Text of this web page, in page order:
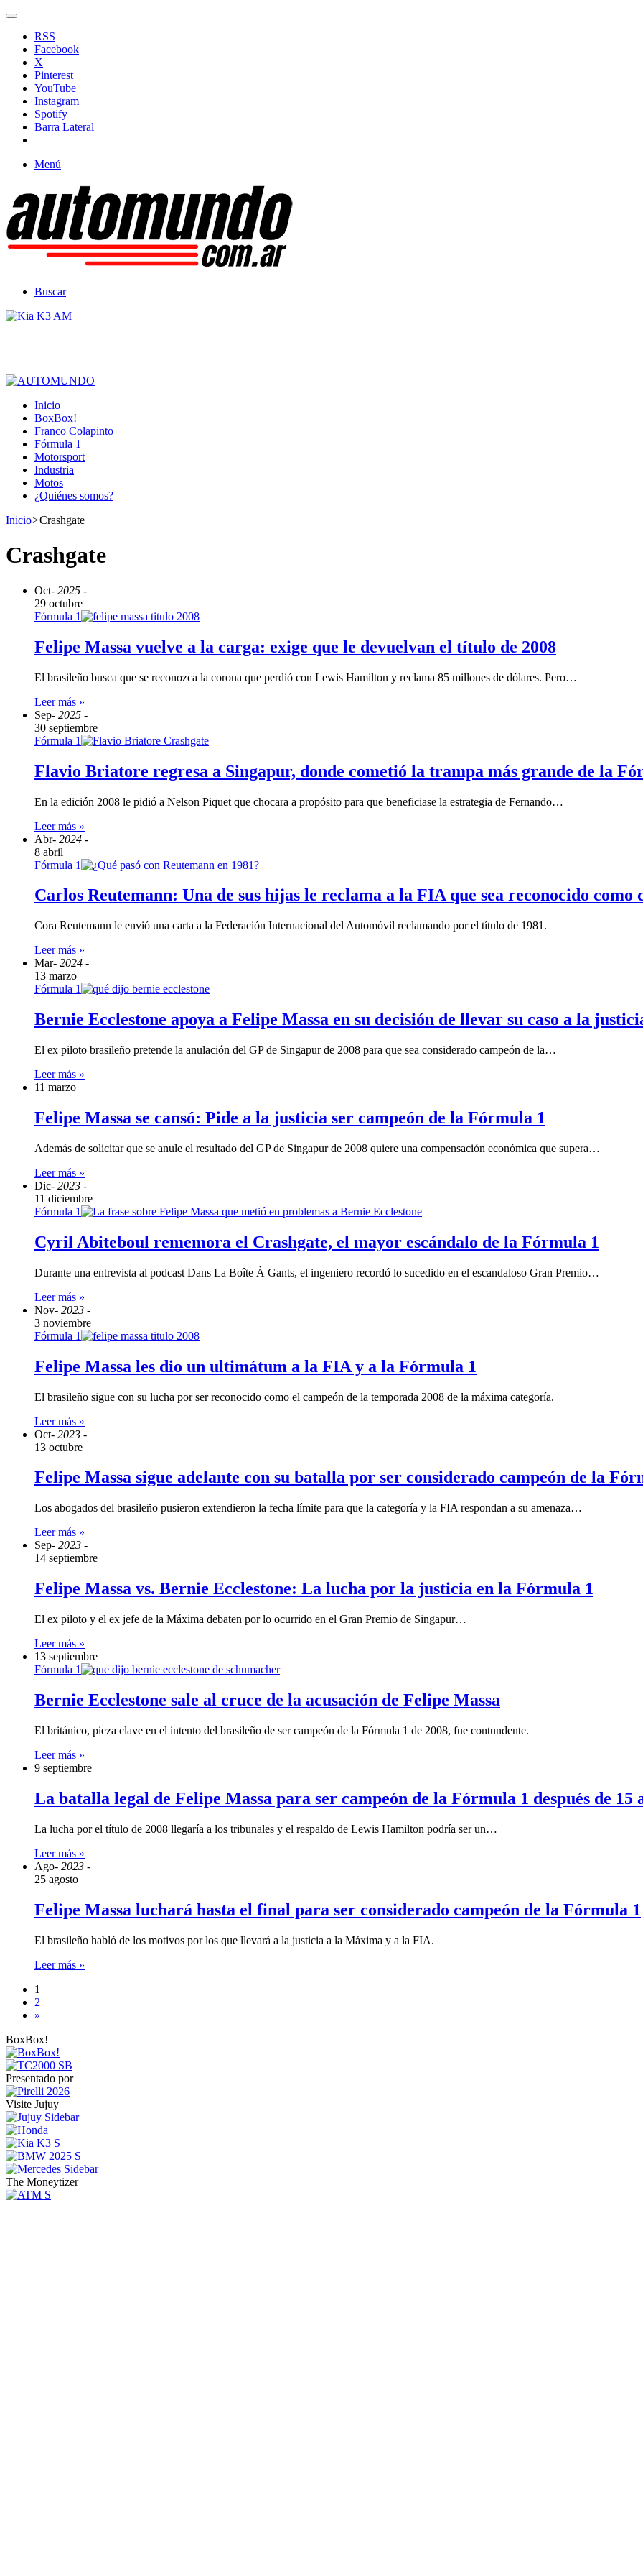
RSS
Facebook
X
Pinterest
YouTube
Instagram
Spotify
Barra Lateral
Menú
Buscar
Inicio
BoxBox!
Franco Colapinto
Fórmula 1
Motorsport
Industria
Motos
¿Quiénes somos?
Inicio>Crashgate
Crashgate
Oct- 2025 -
29 octubre
Fórmula 1
Felipe Massa vuelve a la carga: exige que le devuelvan el título de 2008
El brasileño busca que se reconozca la corona que perdió con Lewis Hamilton y reclama 85 millones de dólares. Pero…
Leer más »
Sep- 2025 -
30 septiembre
Fórmula 1
Flavio Briatore regresa a Singapur, donde cometió la trampa más grande de la
En la edición 2008 le pidió a Nelson Piquet que chocara a propósito para que beneficiase la estrategia de Fernando…
Leer más »
Abr- 2024 -
8 abril
Fórmula 1
Carlos Reutemann: Una de sus hijas le reclama a la FIA que sea reconocido como
Cora Reutemann le envió una carta a la Federación Internacional del Automóvil reclamando por el título de 1981.
Leer más »
Mar- 2024 -
13 marzo
Fórmula 1
Bernie Ecclestone apoya a Felipe Massa en su decisión de llevar su caso a la
El ex piloto brasileño pretende la anulación del GP de Singapur de 2008 para que sea considerado campeón de la…
Leer más »
11 marzo
Felipe Massa se cansó: Pide a la justicia ser campeón de la Fórmula 1
Además de solicitar que se anule el resultado del GP de Singapur de 2008 quiere una compensación económica que supera…
Leer más »
Dic- 2023 -
11 diciembre
Fórmula 1
Cyril Abiteboul rememora el Crashgate, el mayor escándalo de la Fórmula 1
Durante una entrevista al podcast Dans La Boîte À Gants, el ingeniero recordó lo sucedido en el escandaloso Gran Premio…
Leer más »
Nov- 2023 -
3 noviembre
Fórmula 1
Felipe Massa les dio un ultimátum a la FIA y a la Fórmula 1
El brasileño sigue con su lucha por ser reconocido como el campeón de la temporada 2008 de la máxima categoría.
Leer más »
Oct- 2023 -
13 octubre
Felipe Massa sigue adelante con su batalla por ser considerado campeón de la
Los abogados del brasileño pusieron extendieron la fecha límite para que la categoría y la FIA respondan a su amenaza…
Leer más »
Sep- 2023 -
14 septiembre
Felipe Massa vs. Bernie Ecclestone: La lucha por la justicia en la Fórmula 1
El ex piloto y el ex jefe de la Máxima debaten por lo ocurrido en el Gran Premio de Singapur…
Leer más »
13 septiembre
Fórmula 1
Bernie Ecclestone sale al cruce de la acusación de Felipe Massa
El británico, pieza clave en el intento del brasileño de ser campeón de la Fórmula 1 de 2008, fue contundente.
Leer más »
9 septiembre
La batalla legal de Felipe Massa para ser campeón de la Fórmula 1 después de 15
La lucha por el título de 2008 llegaría a los tribunales y el respaldo de Lewis Hamilton podría ser un…
Leer más »
Ago- 2023 -
25 agosto
Felipe Massa luchará hasta el final para ser considerado campeón de la Fórmula 1
El brasileño habló de los motivos por los que llevará a la justicia a la Máxima y a la FIA.
Leer más »
1
2
»
BoxBox!
Presentado por
Visite Jujuy
The Moneytizer